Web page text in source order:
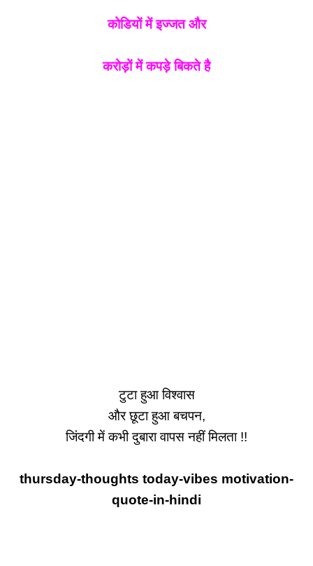
कोडियों में इज्जत और
करोड़ों में कपड़े बिकते है
टुटा हुआ विश्वास
और छूटा हुआ बचपन,
जिंदगी में कभी दुबारा वापस नहीं मिलता !!
thursday-thoughts today-vibes motivation-
quote-in-hindi